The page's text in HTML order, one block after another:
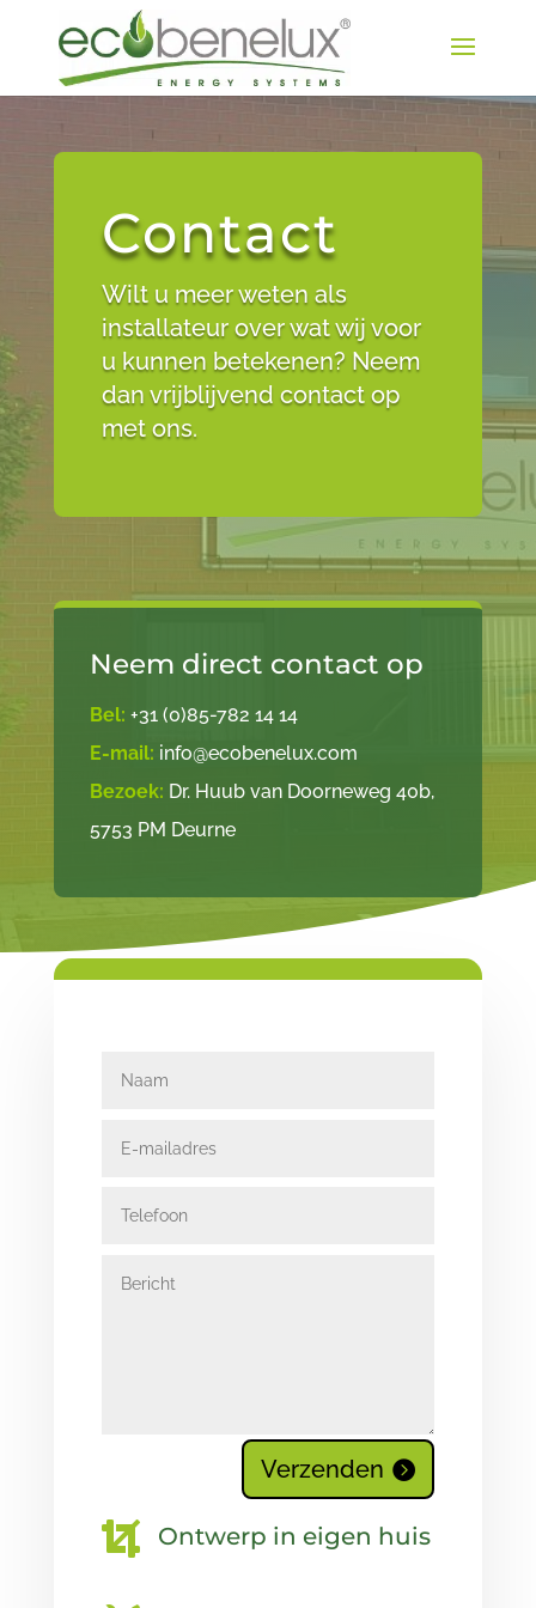
Contact
Wilt u meer weten als
installateur over wat wij voor
u kunnen betekenen? Neem
dan vrijblijvend contact op
met ons.
Neem direct contact op
Bel: +31 (0)85-782 14 14
E-mail: info@ecobenelux.com
Bezoek: Dr. Huub van Doorneweg 40b,
5753 PM Deurne
Verzenden
 Ontwerp in eigen huis